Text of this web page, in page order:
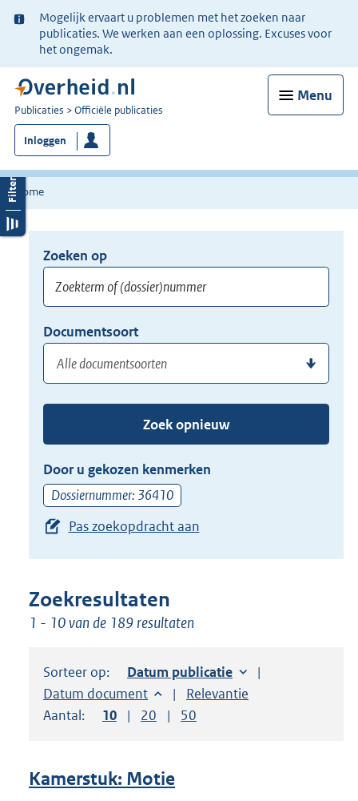
Ter
informatie:
Mogelijk ervaart u problemen met het zoeken naar
publicaties. We werken aan een oplossing. Excuses voor
het ongemak.
Menu
U
bent
nu
hier:
Publicaties Officiële publicaties
Inloggen
Home
Opnieuw
zoeken:
Zoeken op
of
(dossier)nummer
hier
uw
zoekterm
of
(dossier)nummer
in
Documentsoort
of
de
pijl
beneden
toets
suggesties.
Druk
om
uw
Zoek opnieuw
Door u gekozen kenmerken
Dossiernummer: 36410
Pas zoekopdracht aan
Zoekresultaten
1 - 10 van de 189 resultaten
Sorteer op: Sorteer op:
Datum publicatie
Sorteer op:
Datum document Sorteer op:
Relevantie
Aantal:
Toon
10 resultaten per pagina
Toon
20 resultaten per pagina
Toon
50
Kamerstuk: Motie